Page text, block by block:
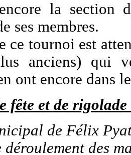
la section
ses membres.
ce tournoi est
anciens) qui
ont encore dans
fête et de
de Félix
des